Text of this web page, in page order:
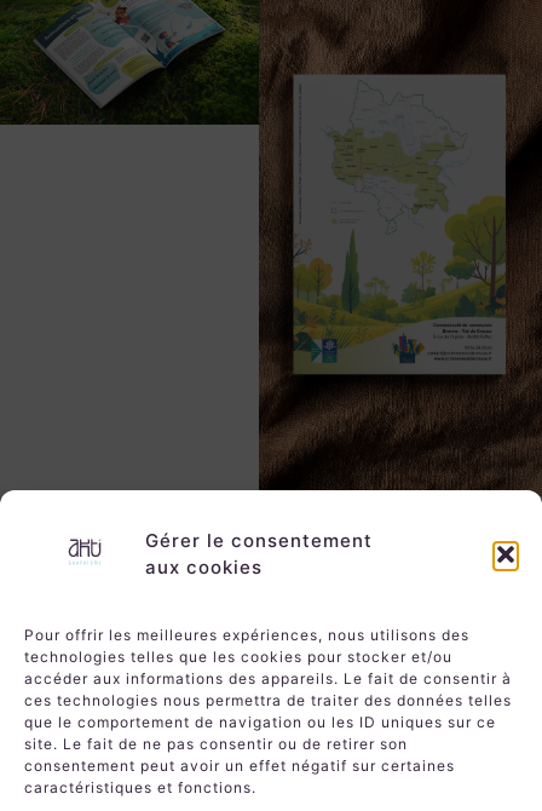
Gérer le consentement
aux cookies
Pour offrir les meilleures expériences, nous utilisons des
technologies telles que les cookies pour stocker et/ou
accéder aux informations des appareils. Le fait de consentir à
ces technologies nous permettra de traiter des données telles
que le comportement de navigation ou les ID uniques sur ce
site. Le fait de ne pas consentir ou de retirer son
consentement peut avoir un effet négatif sur certaines
caractéristiques et fonctions.
PROJET PRÉCÉDENT
Le monde des barons perchés
PROJET SUIVANT
Le cabaret du Caboulot tracté